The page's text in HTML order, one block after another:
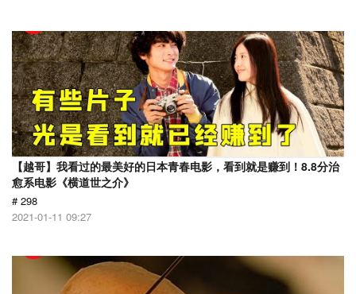
【越哥】我看过的最美好的日本青春电影，看到就是赚到！8.8分治
愈系电影《横道世之介》
# 298
2021-01-11 09:27